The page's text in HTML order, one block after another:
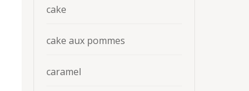
cake
cake aux pommes
caramel